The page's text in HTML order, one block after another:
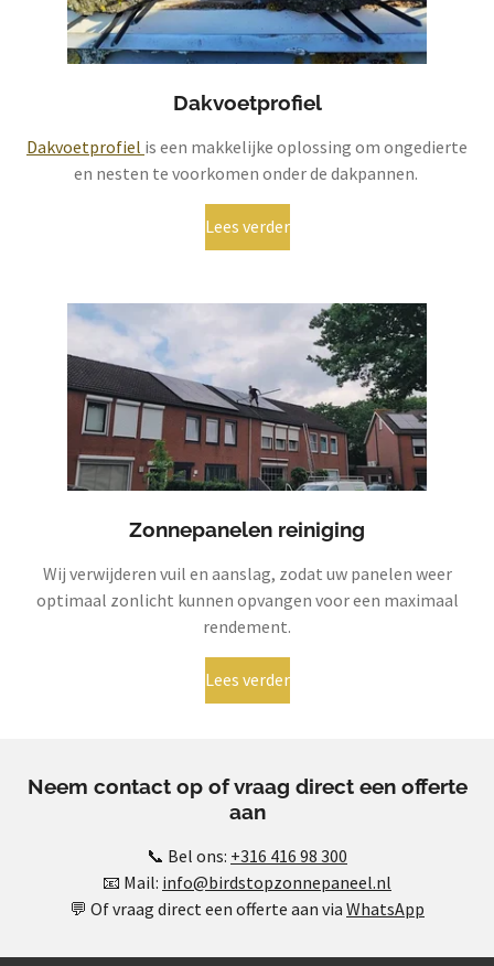
Dakvoetprofiel
Dakvoetprofiel is een makkelijke oplossing om ongedierte
en nesten te voorkomen onder de dakpannen.
Lees verder
Zonnepanelen reiniging
Wij verwijderen vuil en aanslag, zodat uw panelen weer
optimaal zonlicht kunnen opvangen voor een maximaal
rendement.
Lees verder
Neem contact op of vraag direct een offerte
aan
📞 Bel ons: +316 416 98 300
📧 Mail: info@birdstopzonnepaneel.nl
💬 Of vraag direct een offerte aan via WhatsApp